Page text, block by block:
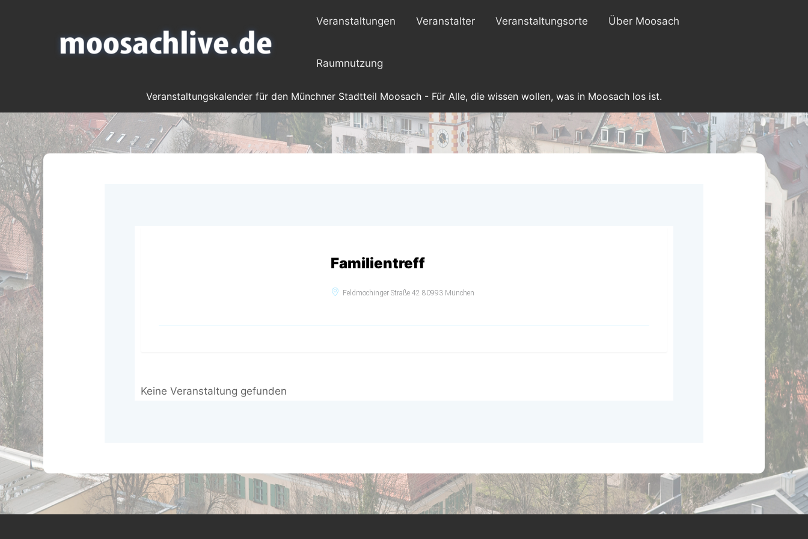
Veranstaltungen Veranstalter Veranstaltungsorte Über Moosach
Raumnutzung
Veranstaltungskalender für den Münchner Stadtteil Moosach - Für Alle, die wissen wollen, was in Moosach los ist.
Familientreff
Feldmochinger Straße 42 80993 München
Keine Veranstaltung gefunden